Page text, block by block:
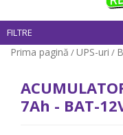
FILTRE
Prima pagină /UPS-uri /
7Ah - BAT-